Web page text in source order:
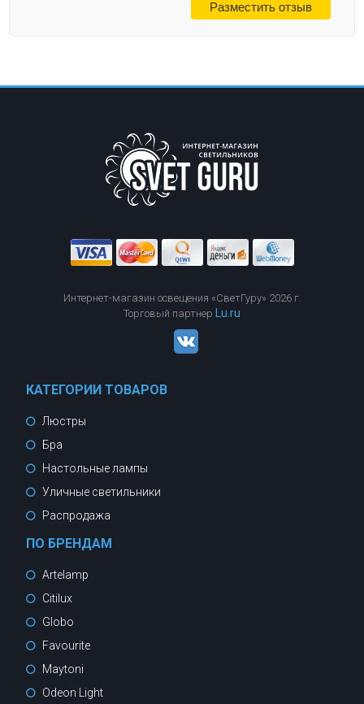
Интернет-магазин освещения «СветГуру» 2026 г.
Торговый партнер Lu.ru
КАТЕГОРИИ ТОВАРОВ
Люстры
Бра
Настольные лампы
Уличные светильники
Распродажа
ПО БРЕНДАМ
Artelamp
Citilux
Globo
Favourite
Maytoni
Odeon Light